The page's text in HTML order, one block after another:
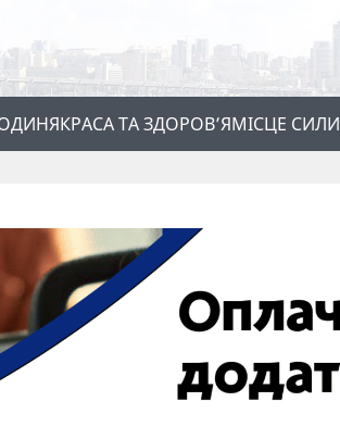
КРАСА ТА ЗДОРОВ’ЯМІСЦЕ СИЛИ